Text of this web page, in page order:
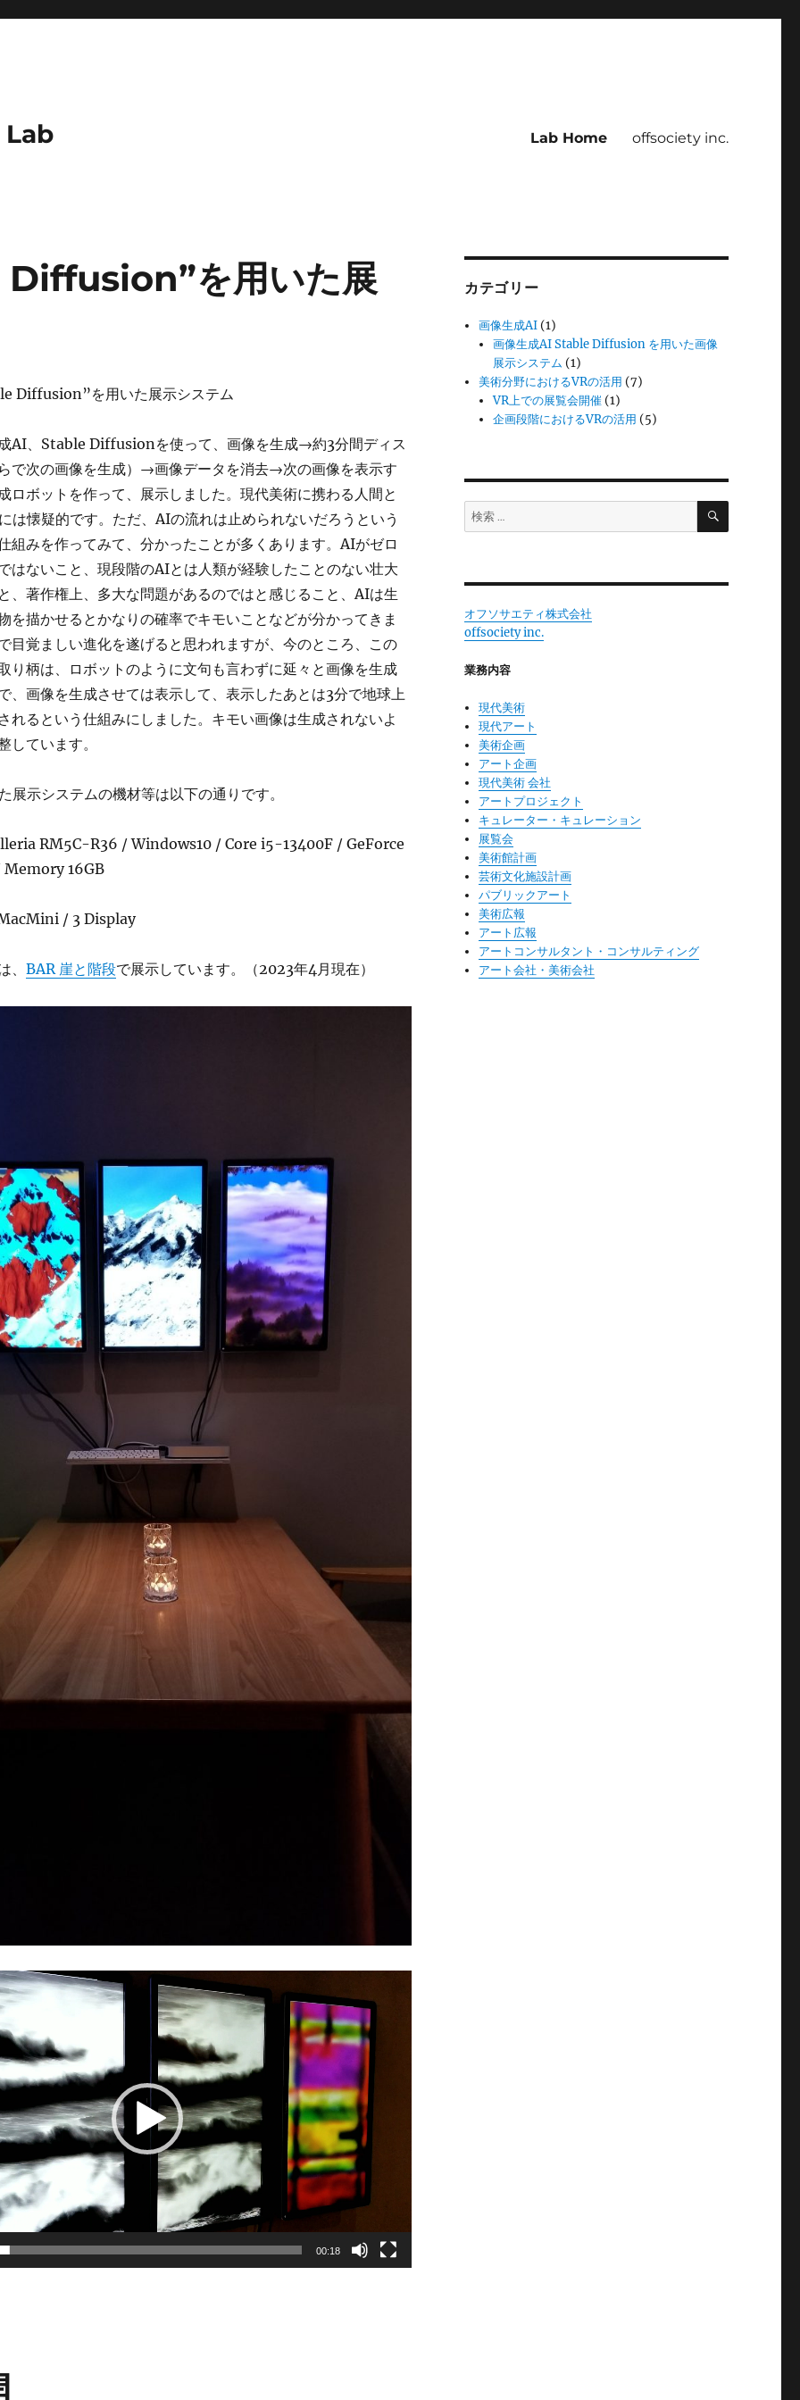
Lab Home offsociety inc.
を用いた展
Diffusion”を用いた展示システム
AI、Stable Diffusionを使って、画像を生成→約3分間ディス
で次の画像を生成）→画像データを消去→次の画像を表示す
ロボットを作って、展示しました。現代美術に携わる人間と
は懐疑的です。ただ、AIの流れは止められないだろうという
組みを作ってみて、分かったことが多くあります。AIがゼロ
はないこと、現段階のAIとは人類が経験したことのない壮大
、著作権上、多大な問題があるのではと感じること、AIは生
を描かせるとかなりの確率でキモいことなどが分かってきま
目覚ましい進化を遂げると思われますが、今のところ、この
り柄は、ロボットのように文句も言わずに延々と画像を生成
、画像を生成させては表示して、表示したあとは3分で地球上
れるという仕組みにしました。キモい画像は生成されないよ
しています。
展示システムの機材等は以下の通りです。
RM5C-R36 / Windows10 / Core i5-13400F / GeForce
Memory 16GB
/ 3 Display
、 BAR 崖と階段で展示しています。（2023年4月現在）
00:18
カテゴリー
画像生成AI (1)
画像生成AI Stable Diffusion を用いた画像
展示システム (1)
美術分野におけるVRの活用 (7)
VR上での展覧会開催 (1)
企画段階におけるVRの活用 (5)
検
索:
検
オフソサエティ株式会社
offsociety inc.
業務内容
現代美術
現代アート
美術企画
アート企画
現代美術 会社
アートプロジェクト
キュレーター・キュレーション
展覧会
美術館計画
芸術文化施設計画
パブリックアート
美術広報
アート広報
アートコンサルタント・コンサルティング
アート会社・美術会社